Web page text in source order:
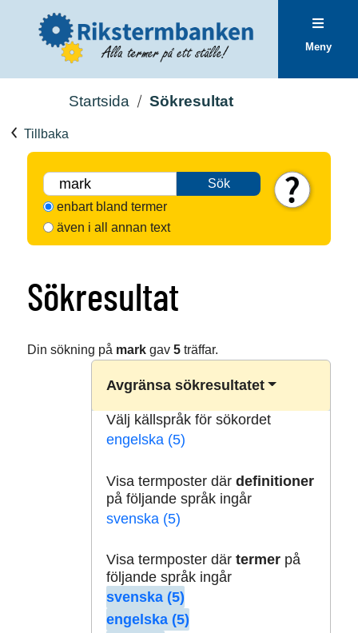
Meny
Startsida Sökresultat
Tillbaka
Sök
enbart bland termer
även i all annan text
Sökresultat
Din sökning på markgav 5träffar.
Avgränsa sökresultatet
Välj källspråk för sökordet
engelska (5)
Visa termposter där definitioner
på följande språk ingår
svenska (5)
Visa termposter där termerpå
följande språk ingår
svenska (5)
engelska (5)